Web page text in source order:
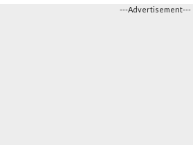
---Advertisement---